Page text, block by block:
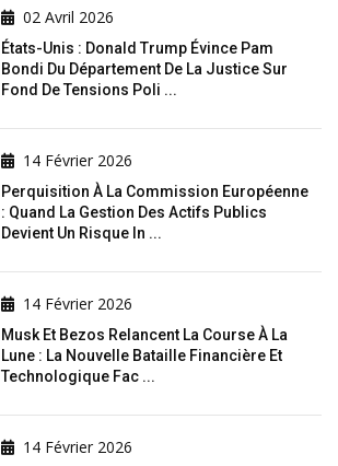
02 Avril 2026
États-Unis : Donald Trump Évince Pam
Bondi Du Département De La Justice Sur
Fond De Tensions Poli ...
14 Février 2026
Perquisition À La Commission Européenne
: Quand La Gestion Des Actifs Publics
Devient Un Risque In ...
14 Février 2026
Musk Et Bezos Relancent La Course À La
Lune : La Nouvelle Bataille Financière Et
Technologique Fac ...
14 Février 2026